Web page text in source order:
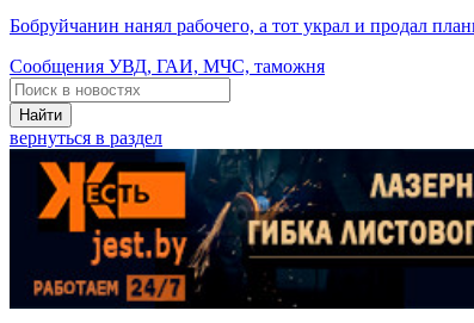
Бобруйчанин нанял рабочего, а тот украл и продал
Сообщения УВД, ГАИ, МЧС, таможня
Найти
вернуться в раздел